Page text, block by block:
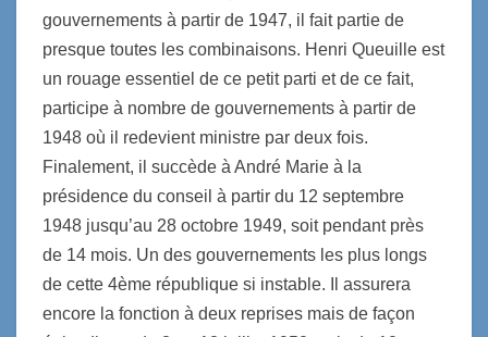
gouvernements à partir de 1947, il fait partie de
presque toutes les combinaisons. Henri Queuille est
un rouage essentiel de ce petit parti et de ce fait,
participe à nombre de gouvernements à partir de
1948 où il redevient ministre par deux fois.
Finalement, il succède à André Marie à la
présidence du conseil à partir du 12 septembre
1948 jusqu’au 28 octobre 1949, soit pendant près
de 14 mois. Un des gouvernements les plus longs
de cette 4ème république si instable. Il assurera
encore la fonction à deux reprises mais de façon